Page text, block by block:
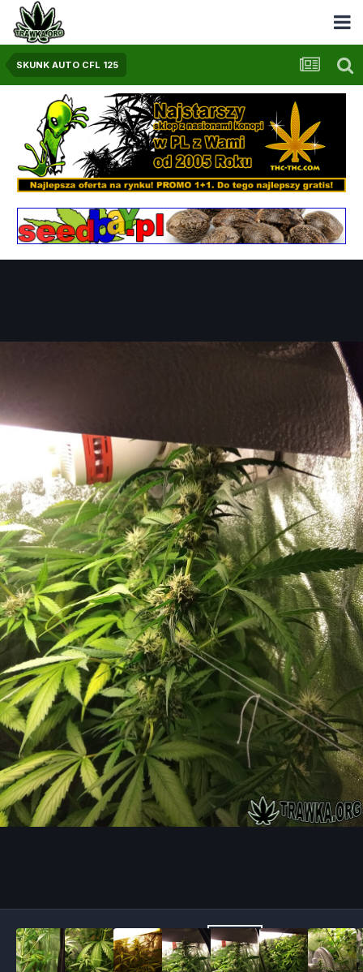
SKUNK AUTO CFL 125